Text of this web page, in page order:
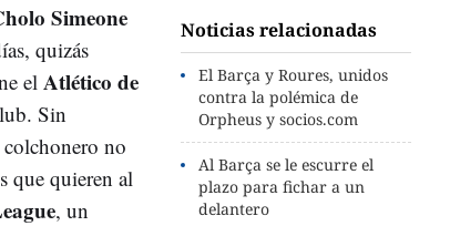
Noticias relacionadas
El Barça y Roures, unidos
contra la polémica de
Orpheus y socios.com
Al Barça se le escurre el
plazo para fichar a un
delantero
Simeone
quizás
el Atlético de
Sin
no
que quieren al
, un